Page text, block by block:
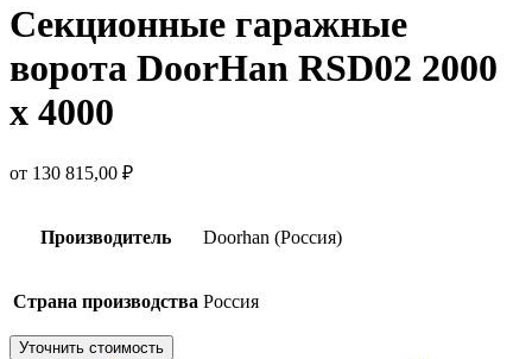
Секционные гаражные
ворота DoorHan RSD02 2000
х 4000
от 130 815,00 ₽
Производитель Doorhan (Россия)
Страна производства Россия
Уточнить стоимость